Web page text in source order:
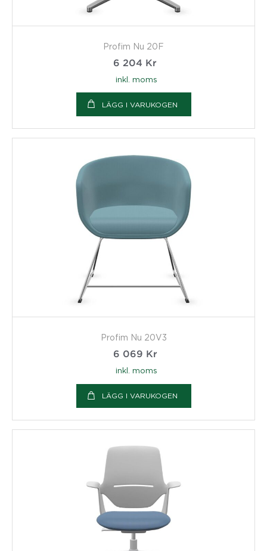
Profim Nu 20F
6 204 Kr
inkl. moms
LÄGG I VARUKOGEN
Profim Nu 20V3
6 069 Kr
inkl. moms
LÄGG I VARUKOGEN